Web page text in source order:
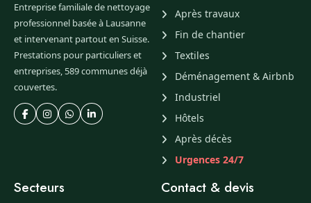
Entreprise familiale de nettoyage
professionnel basée à Lausanne
et intervenant partout en Suisse.
Prestations pour particuliers et
entreprises, 589 communes déjà
couvertes.
Après travaux
Fin de chantier
Textiles
Déménagement & Airbnb
Industriel
Hôtels
Après décès
Urgences 24/7
Secteurs Contact & devis